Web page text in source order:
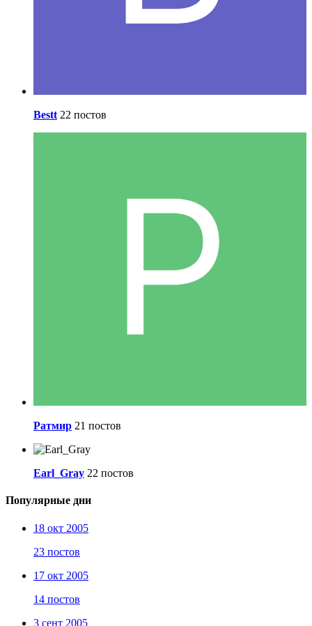
Bestt 22 постов
Ратмир 21 постов
Earl_Gray 22 постов
Популярные дни
18 окт 2005
23 постов
17 окт 2005
14 постов
3 сент 2005